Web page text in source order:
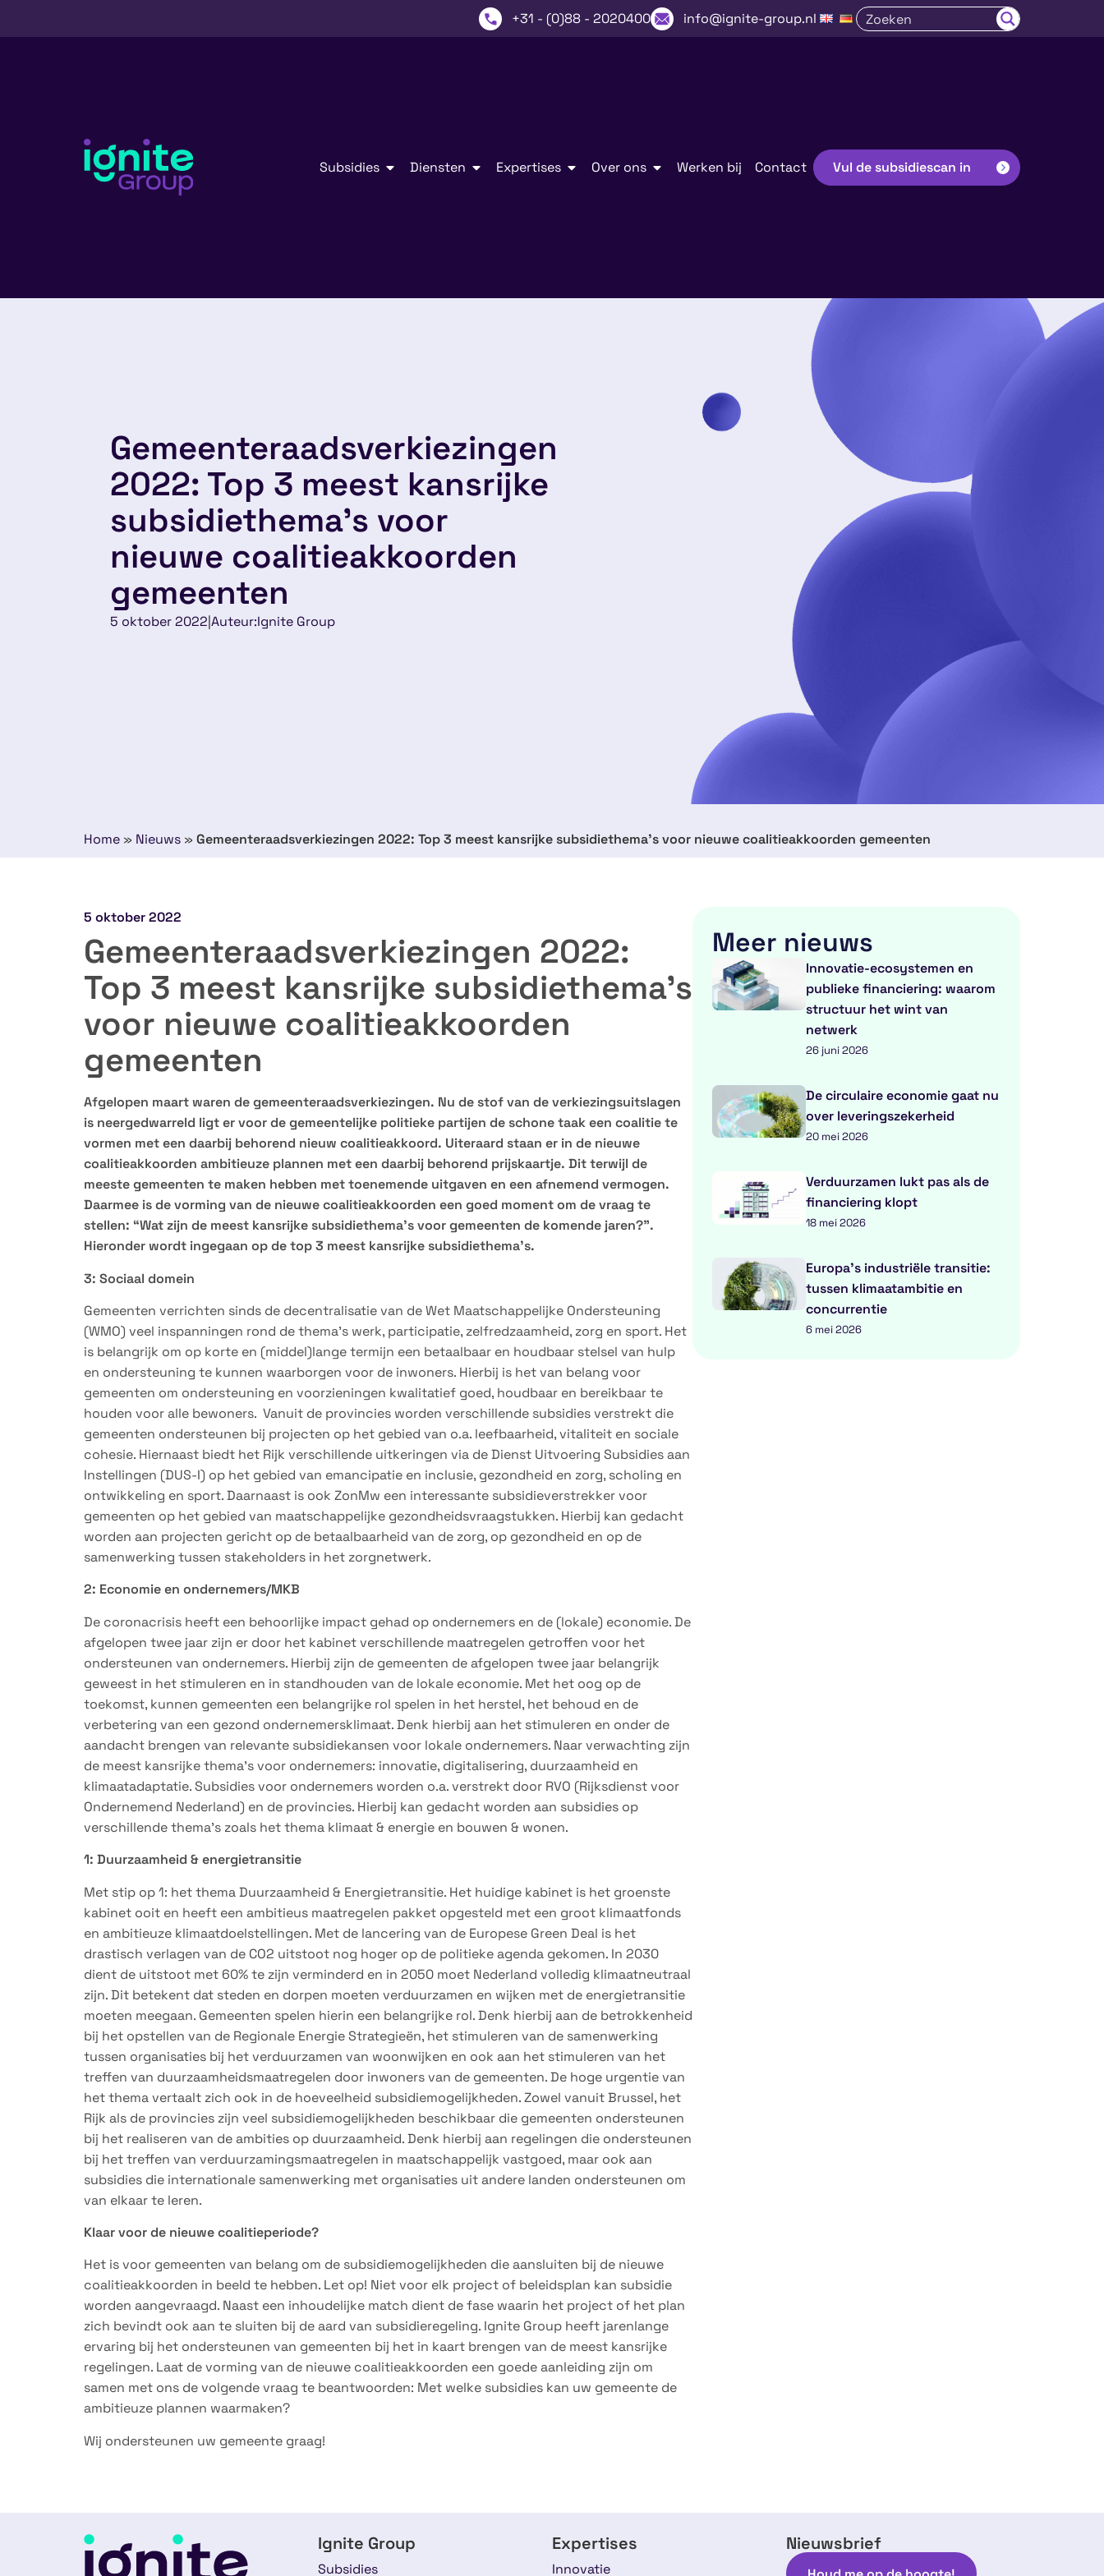
+31 - (0)88 - 2020400 info@ignite-group.nl
Subsidies Diensten Expertises Over ons Werken bij Contact Vul de subsidiescan in
Gemeenteraadsverkiezingen
2022: Top 3 meest kansrijke
subsidiethema’s voor
nieuwe coalitieakkoorden
gemeenten
5 oktober 2022 |Auteur:Ignite Group
Home » Nieuws » Gemeenteraadsverkiezingen 2022: Top 3 meest kansrijke subsidiethema’s voor nieuwe coalitieakkoorden gemeenten
5 oktober 2022
Gemeenteraadsverkiezingen 2022:
Top 3 meest kansrijke subsidiethema’s
voor nieuwe coalitieakkoorden
gemeenten
Afgelopen maart waren de gemeenteraadsverkiezingen. Nu de stof van de verkiezingsuitslagen
is neergedwarreld ligt er voor de gemeentelijke politieke partijen de schone taak een coalitie te
vormen met een daarbij behorend nieuw coalitieakkoord. Uiteraard staan er in de nieuwe
coalitieakkoorden ambitieuze plannen met een daarbij behorend prijskaartje. Dit terwijl de
meeste gemeenten te maken hebben met toenemende uitgaven en een afnemend vermogen.
Daarmee is de vorming van de nieuwe coalitieakkoorden een goed moment om de vraag te
stellen: “Wat zijn de meest kansrijke subsidiethema’s voor gemeenten de komende jaren?”.
Hieronder wordt ingegaan op de top 3 meest kansrijke subsidiethema’s.
3: Sociaal domein
Gemeenten verrichten sinds de decentralisatie van de Wet Maatschappelijke Ondersteuning
(WMO) veel inspanningen rond de thema’s werk, participatie, zelfredzaamheid, zorg en sport. Het
is belangrijk om op korte en (middel)lange termijn een betaalbaar en houdbaar stelsel van hulp
en ondersteuning te kunnen waarborgen voor de inwoners. Hierbij is het van belang voor
gemeenten om ondersteuning en voorzieningen kwalitatief goed, houdbaar en bereikbaar te
houden voor alle bewoners. Vanuit de provincies worden verschillende subsidies verstrekt die
gemeenten ondersteunen bij projecten op het gebied van o.a. leefbaarheid, vitaliteit en sociale
cohesie. Hiernaast biedt het Rijk verschillende uitkeringen via de Dienst Uitvoering Subsidies aan
Instellingen (DUS-I) op het gebied van emancipatie en inclusie, gezondheid en zorg, scholing en
ontwikkeling en sport. Daarnaast is ook ZonMw een interessante subsidieverstrekker voor
gemeenten op het gebied van maatschappelijke gezondheidsvraagstukken. Hierbij kan gedacht
worden aan projecten gericht op de betaalbaarheid van de zorg, op gezondheid en op de
samenwerking tussen stakeholders in het zorgnetwerk.
2: Economie en ondernemers/MKB
De coronacrisis heeft een behoorlijke impact gehad op ondernemers en de (lokale) economie. De
afgelopen twee jaar zijn er door het kabinet verschillende maatregelen getroffen voor het
ondersteunen van ondernemers. Hierbij zijn de gemeenten de afgelopen twee jaar belangrijk
geweest in het stimuleren en in standhouden van de lokale economie. Met het oog op de
toekomst, kunnen gemeenten een belangrijke rol spelen in het herstel, het behoud en de
verbetering van een gezond ondernemersklimaat. Denk hierbij aan het stimuleren en onder de
aandacht brengen van relevante subsidiekansen voor lokale ondernemers. Naar verwachting zijn
de meest kansrijke thema’s voor ondernemers: innovatie, digitalisering, duurzaamheid en
klimaatadaptatie. Subsidies voor ondernemers worden o.a. verstrekt door RVO (Rijksdienst voor
Ondernemend Nederland) en de provincies. Hierbij kan gedacht worden aan subsidies op
verschillende thema’s zoals het thema klimaat & energie en bouwen & wonen.
1: Duurzaamheid & energietransitie
Met stip op 1: het thema Duurzaamheid & Energietransitie. Het huidige kabinet is het groenste
kabinet ooit en heeft een ambitieus maatregelen pakket opgesteld met een groot klimaatfonds
en ambitieuze klimaatdoelstellingen. Met de lancering van de Europese Green Deal is het
drastisch verlagen van de CO2 uitstoot nog hoger op de politieke agenda gekomen. In 2030
dient de uitstoot met 60% te zijn verminderd en in 2050 moet Nederland volledig klimaatneutraal
zijn. Dit betekent dat steden en dorpen moeten verduurzamen en wijken met de energietransitie
moeten meegaan. Gemeenten spelen hierin een belangrijke rol. Denk hierbij aan de betrokkenheid
bij het opstellen van de Regionale Energie Strategieën, het stimuleren van de samenwerking
tussen organisaties bij het verduurzamen van woonwijken en ook aan het stimuleren van het
treffen van duurzaamheidsmaatregelen door inwoners van de gemeenten. De hoge urgentie van
het thema vertaalt zich ook in de hoeveelheid subsidiemogelijkheden. Zowel vanuit Brussel, het
Rijk als de provincies zijn veel subsidiemogelijkheden beschikbaar die gemeenten ondersteunen
bij het realiseren van de ambities op duurzaamheid. Denk hierbij aan regelingen die ondersteunen
bij het treffen van verduurzamingsmaatregelen in maatschappelijk vastgoed, maar ook aan
subsidies die internationale samenwerking met organisaties uit andere landen ondersteunen om
van elkaar te leren.
Klaar voor de nieuwe coalitieperiode?
Het is voor gemeenten van belang om de subsidiemogelijkheden die aansluiten bij de nieuwe
coalitieakkoorden in beeld te hebben. Let op! Niet voor elk project of beleidsplan kan subsidie
worden aangevraagd. Naast een inhoudelijke match dient de fase waarin het project of het plan
zich bevindt ook aan te sluiten bij de aard van subsidieregeling. Ignite Group heeft jarenlange
ervaring bij het ondersteunen van gemeenten bij het in kaart brengen van de meest kansrijke
regelingen. Laat de vorming van de nieuwe coalitieakkoorden een goede aanleiding zijn om
samen met ons de volgende vraag te beantwoorden: Met welke subsidies kan uw gemeente de
ambitieuze plannen waarmaken?
Wij ondersteunen uw gemeente graag!
Meer nieuws
Innovatie-ecosystemen en
publieke financiering: waarom
structuur het wint van
netwerk
26 juni 2026
De circulaire economie gaat nu
over leveringszekerheid
20 mei 2026
Verduurzamen lukt pas als de
financiering klopt
18 mei 2026
Europa’s industriële transitie:
tussen klimaatambitie en
concurrentie
6 mei 2026
Ignite Group
Subsidies
Expertises
Innovatie
Nieuwsbrief